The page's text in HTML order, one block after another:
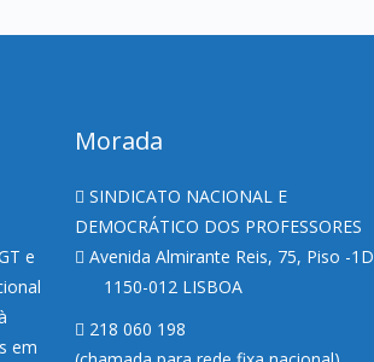
e
em
Morada
SINDICATO NACIONAL E
DEMOCRÁTICO DOS PROFESSORES
Avenida Almirante Reis, 75, Piso -1D
1150-012 LISBOA
218 060 198